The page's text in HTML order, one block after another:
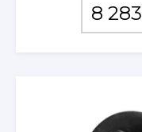
8 283